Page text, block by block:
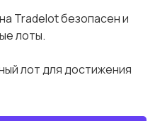
Tradelot безопасен и
лоты.
лот для достижения